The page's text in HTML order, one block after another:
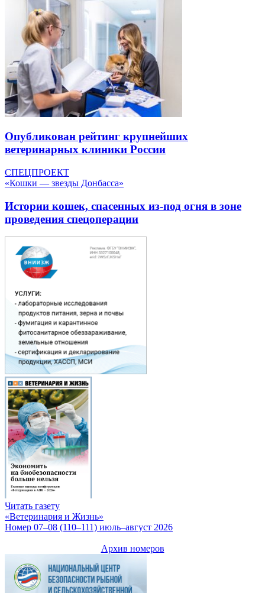
Опубликован рейтинг крупнейших
ветеринарных клиники России
СПЕЦПРОЕКТ
«Кошки — звезды Донбасса»
Истории кошек, спасенных из-под огня в зоне
проведения спецоперации
Читать газету
«Ветеринария и Жизнь»
Номер 07–08 (110–111) июль–август 2026
Архив номеров